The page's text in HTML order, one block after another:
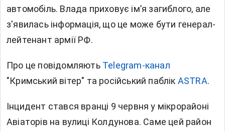
автомобіль. Влада приховує імʼя загиблого, але
з'явилась інформація, що це може бути генерал-
лейтенант армії РФ.
Про це повідомляють Telegram-канал
"Кримський вітер" та російський паблік ASTRA.
Інцидент стався вранці 9 червня у мікрорайоні
Авіаторів на вулиці Колдунова. Саме цей район